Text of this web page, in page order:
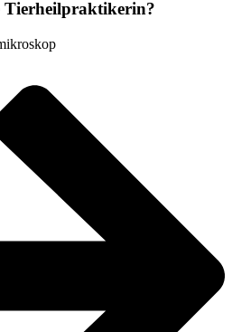
Tierheilpraktikerin?